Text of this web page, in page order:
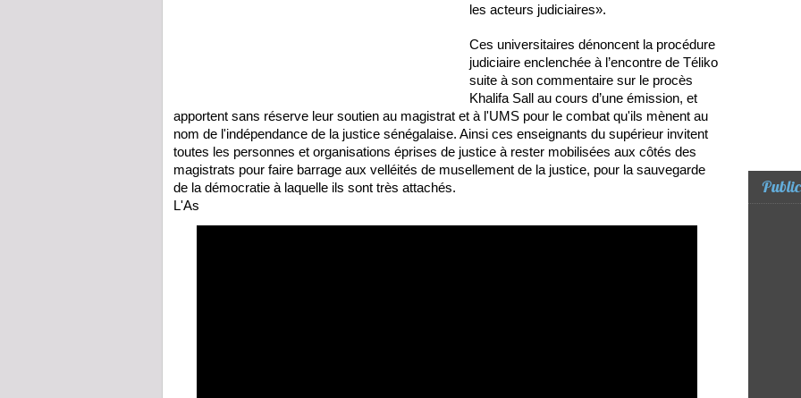
les acteurs judiciaires».
Ces universitaires dénoncent la procédure
judiciaire enclenchée à l’encontre de Téliko
suite à son commentaire sur le procès
Khalifa Sall au cours d’une émission, et
apportent sans réserve leur soutien au magistrat et à l'UMS pour le combat qu'ils mènent au
nom de l'indépendance de la justice sénégalaise. Ainsi ces enseignants du supérieur invitent
toutes les personnes et organisations éprises de justice à rester mobilisées aux côtés des
magistrats pour faire barrage aux velléités de musellement de la justice, pour la sauvegarde
de la démocratie à laquelle ils sont très attachés.
L'As